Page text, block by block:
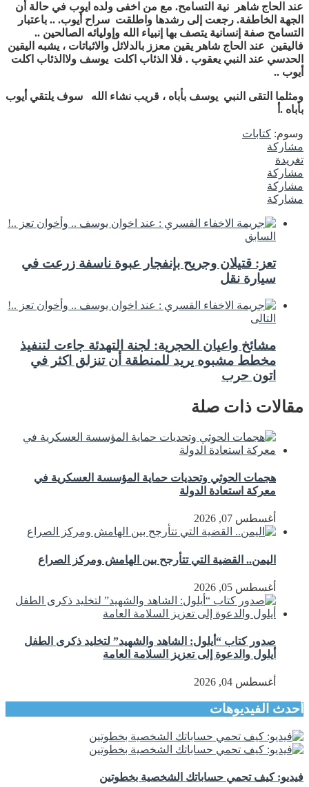
عند الحاج شاهر نية التسامح. مع من اخفى ولده ايوب في حالة أن
الجهة الخاطفة. رجعت إلى رشدها واطلقت سراح أيوب. .. باعتبار
التسامح صفة إنسانية يتصف بها إنبياء الله وإوليائه الصالحين ..
فاليقين عند الحاج شاهر يقين معزز بالدلائل والاثباتات ، يشبه اليقين
الحدسي عند النبي يعقوب . فلا الذئاب اكلت يوسف ولاالذئاب اكلت
أيوب ..
ومثلما التقى النبي يوسف بأباه ، قريب نشاء الله سوف يلتقي أيوب
بأباه .
وسوم: كتابات
مشاركة
تغريدة
مشاركة
مشاركة
مشاركة
السابق
تعز: قتيلان وجريح بإنفجار عبوة ناسفة زرعت في
سيارة نقل
التالى
مشائخ واعيان الحجرية: لجنة التهدئة جاءت لتنفيذ
مخطط مشبوه يريد للمنطقة أن تنزلق اكثر في
اتون حرب
مقالات ذات صلة
هجمات الحوثي وتحديات حماية المؤسسة العسكرية في
معركة استعادة الدولة
أغسطس 07, 2026
اليمن.. القضية التي تتأرجح بين الهامش ومركز الصراع
أغسطس 05, 2026
صدور كتاب “أيلول: الشاهد والشهيد” لتخليد ذكرى الطفل
أيلول والدعوة إلى تعزيز السلامة العامة
أغسطس 04, 2026
أحدث الفيديوهات
فيديو: كيف تحمي حساباتك الشخصية بخطوتين